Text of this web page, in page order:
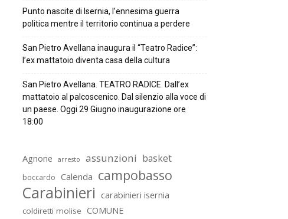
Punto nascite di Isernia, l’ennesima guerra
politica mentre il territorio continua a perdere
San Pietro Avellana inaugura il “Teatro Radice”:
l’ex mattatoio diventa casa della cultura
San Pietro Avellana. TEATRO RADICE. Dall’ex
mattatoio al palcoscenico. Dal silenzio alla voce di
un paese. Oggi 29 Giugno inaugurazione ore
18:00
Agnone arresto assunzioni basket
boccardo Calenda campobasso
Carabinieri carabinieri isernia
coldiretti molise COMUNE